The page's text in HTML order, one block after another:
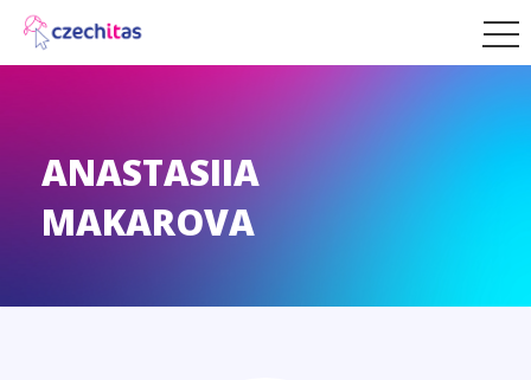
ANASTASIIA
MAKAROVA